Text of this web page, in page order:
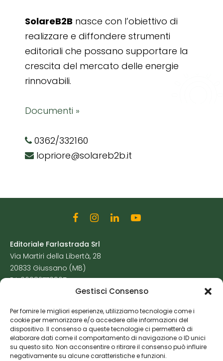
Gestisci Consenso
Per fornire le migliori esperienze, utilizziamo tecnologie come i
cookie per memorizzare e/o accedere alle informazioni del
dispositivo. Il consenso a queste tecnologie ci permetterà di
elaborare dati come il comportamento di navigazione o ID unici
su questo sito. Non acconsentire o ritirare il consenso può influire
negativamente su alcune caratteristiche e funzioni.
SolareB2B nasce con l’obiettivo di
realizzare e diffondere strumenti
editoriali che possano supportare la
crescita del mercato delle energie
rinnovabili.
Documenti »
0362/332160
lopriore@solareb2b.it
Editoriale Farlastrada Srl
Via Martiri della Libertà, 28
20833 Giussano (MB)
P.I. 06982770965
Cookie Policy
Risorse Aggiuntive